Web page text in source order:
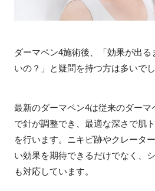
ダーマペン4施術後、「効果が出
いの？」と疑問を持つ方は多いでし
最新のダーマペン4は従来のダーマ
で針が調整でき、最適な深さで肌
を行います。ニキビ跡やクレータ
い効果を期待できるだけでなく、
も対応しています。